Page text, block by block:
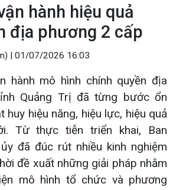
hành hiệu quả
địa phương 2 cấp
| 01/07/2026 16:03
hành mô hình chính quyền địa
Quảng Trị đã từng bước ổn
huy hiệu năng, hiệu lực, hiệu quả
Từ thực tiễn triển khai, Ban
đã đúc rút nhiều kinh nghiệm
đề xuất những giải pháp nhằm
mô hình tổ chức và phương